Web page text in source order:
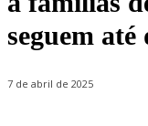
seguem
7 de abril de 2025